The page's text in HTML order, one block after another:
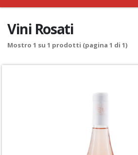
Vini Rosati
Mostro 1 su 1 prodotti (pagina 1 di 1)